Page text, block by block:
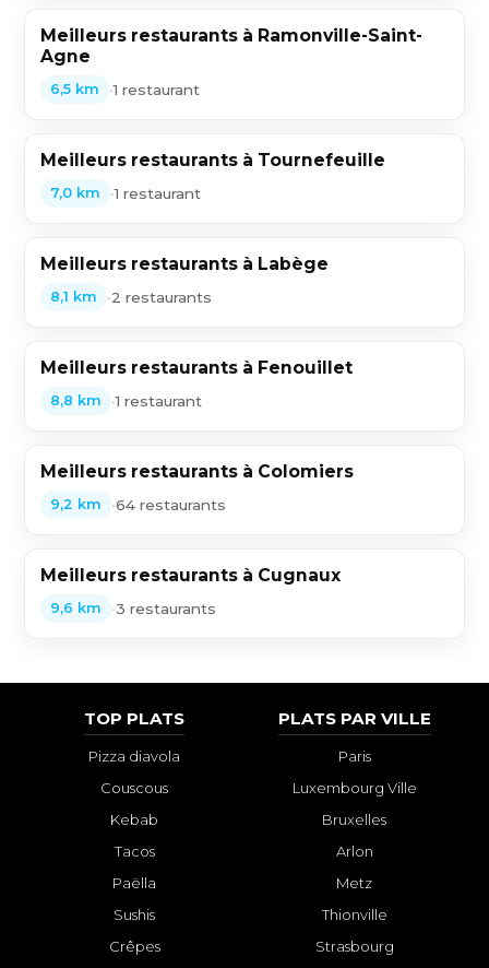
Meilleurs restaurants à Ramonville-Saint-
Agne
6,5 km •1 restaurant
Meilleurs restaurants à Tournefeuille
7,0 km •1 restaurant
Meilleurs restaurants à Labège
8,1 km •2 restaurants
Meilleurs restaurants à Fenouillet
8,8 km •1 restaurant
Meilleurs restaurants à Colomiers
9,2 km •64 restaurants
Meilleurs restaurants à Cugnaux
9,6 km •3 restaurants
TOP PLATS
Pizza diavola
Couscous
Kebab
Tacos
Paëlla
Sushis
Crêpes
PLATS PAR VILLE
Paris
Luxembourg Ville
Bruxelles
Arlon
Metz
Thionville
Strasbourg